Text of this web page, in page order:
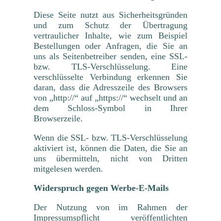
Diese Seite nutzt aus Sicherheitsgründen
und zum Schutz der Übertragung
vertraulicher Inhalte, wie zum Beispiel
Bestellungen oder Anfragen, die Sie an
uns als Seitenbetreiber senden, eine SSL-
bzw. TLS-Verschlüsselung. Eine
verschlüsselte Verbindung erkennen Sie
daran, dass die Adresszeile des Browsers
von „http://“ auf „https://“ wechselt und an
dem Schloss-Symbol in Ihrer
Browserzeile.
Wenn die SSL- bzw. TLS-Verschlüsselung
aktiviert ist, können die Daten, die Sie an
uns übermitteln, nicht von Dritten
mitgelesen werden.
Widerspruch gegen Werbe-E-Mails
Der Nutzung von im Rahmen der
Impressumspflicht veröffentlichten